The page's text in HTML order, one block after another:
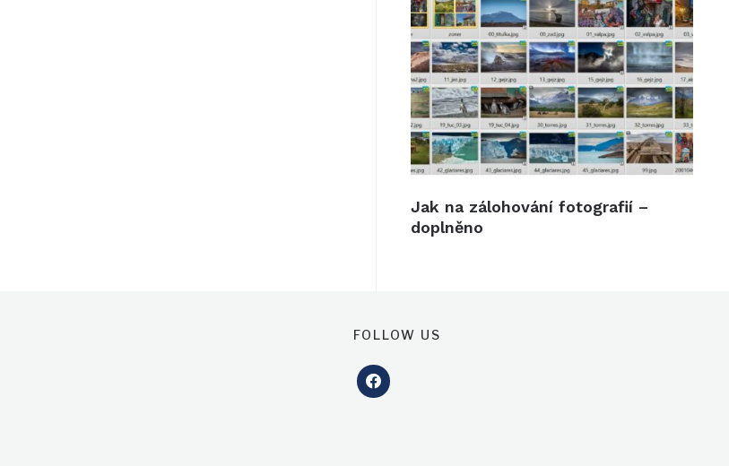
Jak na zálohování fotografií –
doplněno
FOLLOW US
facebook